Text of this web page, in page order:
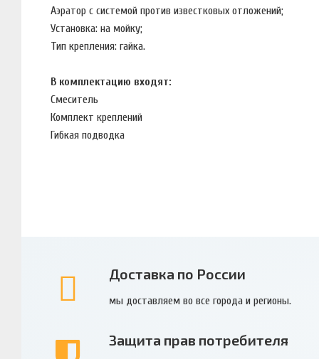
Аэратор с системой против известковых отложений;
Установка: на мойку;
Тип крепления: гайка.
В комплектацию входят:
Смеситель
Комплект креплений
Гибкая подводка
Доставка по России
мы доставляем во все города и регионы.
Защита прав потребителя